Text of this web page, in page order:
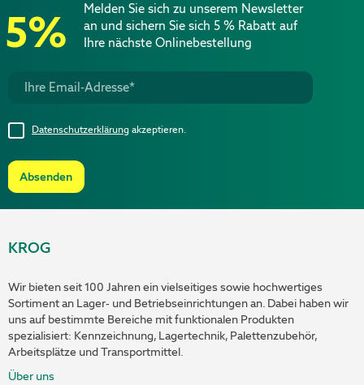
5%
Melden Sie sich zu unserem Newsletter
an und sichern Sie sich 5 % Rabatt auf
Ihre nächste Onlinebestellung
Absenden
Datenschutzerklärung akzeptieren.
KROG
Wir bieten seit 100 Jahren ein vielseitiges sowie hochwertiges
Sortiment an Lager- und Betriebseinrichtungen an. Dabei haben wir
uns auf bestimmte Bereiche mit funktionalen Produkten
spezialisiert: Kennzeichnung, Lagertechnik, Palettenzubehör,
Arbeitsplätze und Transportmittel.
Über uns